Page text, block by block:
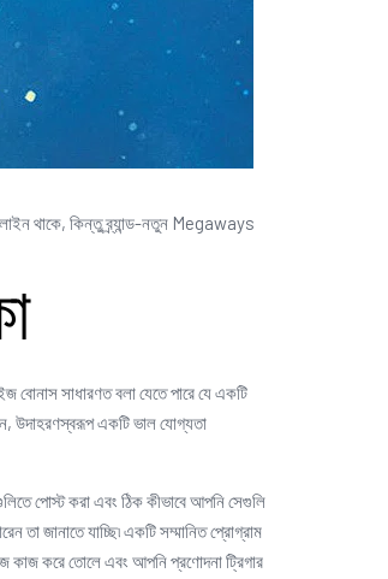
থাকে, কিন্তু ব্র্যান্ড-নতুন Megaways
বোনাস সাধারণত বলা যেতে পারে যে একটি
উদাহরণস্বরূপ একটি ভাল যোগ্যতা
পোস্ট করা এবং ঠিক কীভাবে আপনি সেগুলি
তা জানাতে যাচ্ছি৷ একটি সম্মানিত প্রোগ্রাম
করে তোলে এবং আপনি প্রণোদনা ট্রিগার